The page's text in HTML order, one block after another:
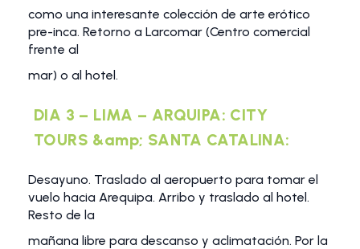
como una interesante colección de arte erótico
pre-inca. Retorno a Larcomar (Centro comercial
frente al
mar) o al hotel.
DIA 3 – LIMA – ARQUIPA: CITY
TOURS &amp; SANTA CATALINA:
Desayuno. Traslado al aeropuerto para tomar el
vuelo hacia Arequipa. Arribo y traslado al hotel.
Resto de la
mañana libre para descanso y aclimatación. Por la